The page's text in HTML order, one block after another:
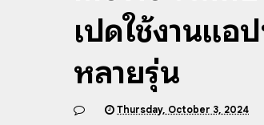
เปิดใช้งานแอ
หลายรุ่น
Thursday, October 3, 2024